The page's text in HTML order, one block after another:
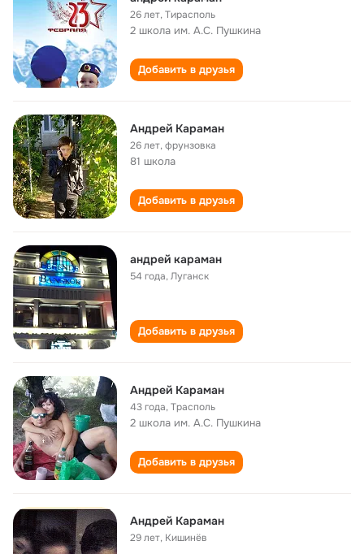
26 лет,Тирасполь
2 школа им. А.С. Пушкина
Добавить в друзья
Андрей Караман
26 лет,фрунзовка
81 школа
Добавить в друзья
андрей караман
54 года,Луганск
Добавить в друзья
Андрей Караман
43 года,Трасполь
2 школа им. А.С. Пушкина
Добавить в друзья
Андрей Караман
29 лет, Кишинёв